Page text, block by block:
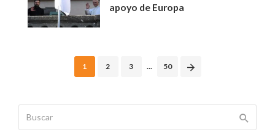
apoyo de Europa
1 2 3 ... 50